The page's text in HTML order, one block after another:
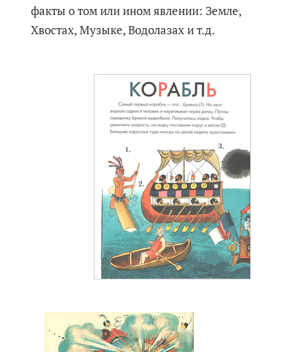
факты о том или ином явлении: Земле,
Хвостах, Музыке, Водолазах и т.д.